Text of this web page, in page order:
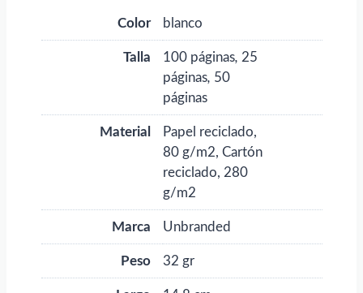
Color blanco
Talla 100 páginas, 25
páginas, 50
páginas
Material
Papel reciclado,
80 g/m2, Cartón
reciclado, 280
g/m2
Marca Unbranded
Peso 32 gr